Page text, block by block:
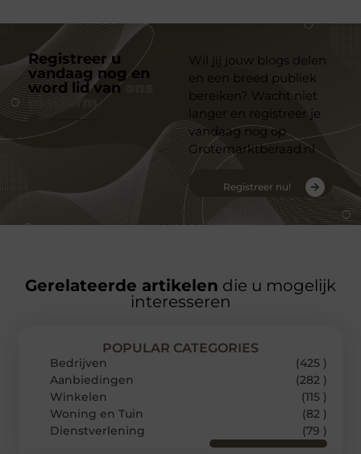
Registreer u
vandaag nog en
word lid van
platform
Wil jij jouw blogs delen
en een breed publiek
bereiken? Wacht niet
langer en registreer je
vandaag nog op
Grotemarktberaad.nl
Registreer nu!
Gerelateerde artikelen die u mogelijk
interesseren
POPULAR CATEGORIES
Bedrijven
(425 )
Aanbiedingen
(282 )
Winkelen
(115 )
Woning en Tuin
(82 )
Dienstverlening
(79 )